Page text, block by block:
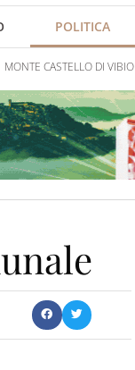
POLITICA
MONTE CASTELLO DI VIBIO